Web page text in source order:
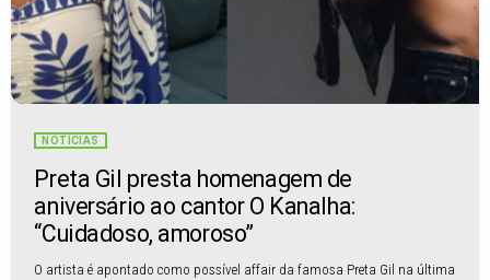
NOTÍCIAS
Preta Gil presta homenagem de
aniversário ao cantor O Kanalha:
“Cuidadoso, amoroso”
O artista é apontado como possível affair da famosa Preta Gil na última